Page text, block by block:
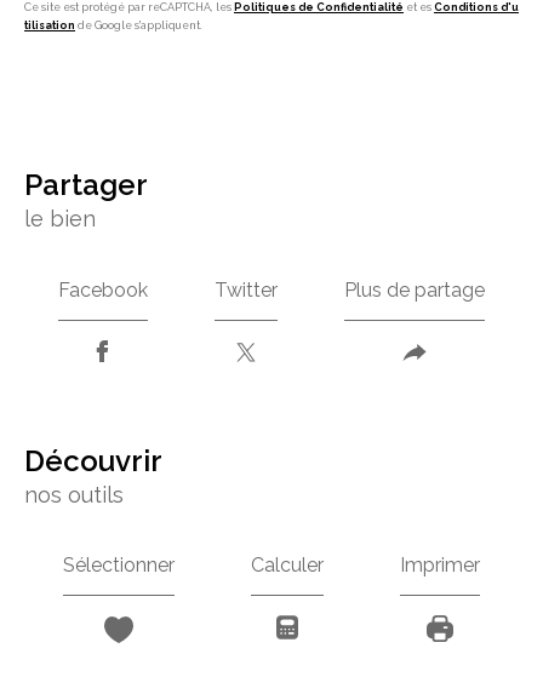
Ce site est protégé par reCAPTCHA, les Politiques de Confidentialité et es Conditions d'u
tilisation de Google s'appliquent.
partager
le bien
Facebook Twitter Plus de partage
découvrir
nos outils
Sélectionner Calculer Imprimer